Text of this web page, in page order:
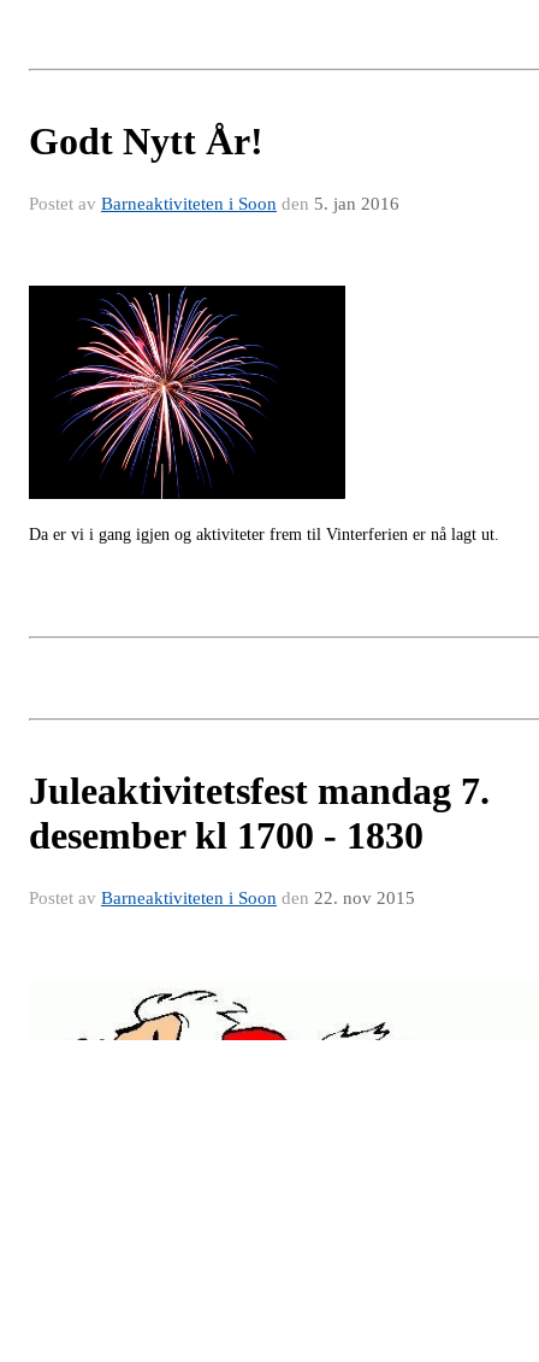
Godt Nytt År!
Postet av Barneaktiviteten i Soon den 5. jan 2016
Da er vi i gang igjen og aktiviteter frem til Vinterferien er nå lagt ut.
Juleaktivitetsfest mandag 7.
desember kl 1700 - 1830
Postet av Barneaktiviteten i Soon den 22. nov 2015